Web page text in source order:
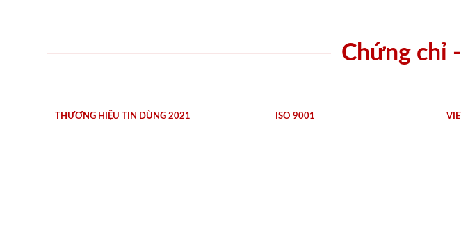
Chứng chỉ
THƯƠNG HIỆU TIN DÙNG 2021 ISO 9001